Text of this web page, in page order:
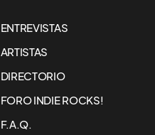
ENTREVISTAS
ARTISTAS
DIRECTORIO
FORO INDIE ROCKS!
F.A.Q.